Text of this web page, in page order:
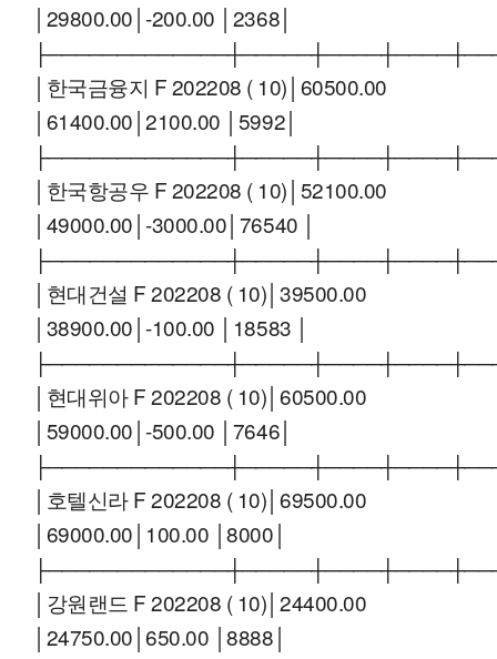
│29800.00│-200.00 │2368│
│한국금융지 F 202208 ( 10)│60500.00
│61400.00│2100.00 │5992│
│한국항공우 F 202208 ( 10)│52100.00
│49000.00│-3000.00│76540 │
│현대건설 F 202208 ( 10)│39500.00
│38900.00│-100.00 │18583 │
│현대위아 F 202208 ( 10)│60500.00
│59000.00│-500.00 │7646│
│호텔신라 F 202208 ( 10)│69500.00
│69000.00│100.00 │8000│
│강원랜드 F 202208 ( 10)│24400.00
│24750.00│650.00 │8888│